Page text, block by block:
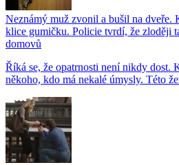
Neznámý muž zvonil a bušil na dveře.
klice gumičku. Policie tvrdí, že zloději
domovů
Říká se, že opatrnosti není nikdy dost.
někoho, kdo má nekalé úmysly. Této